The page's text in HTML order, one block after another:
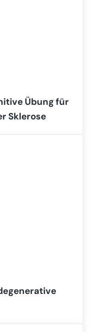
Übung für
Sklerose